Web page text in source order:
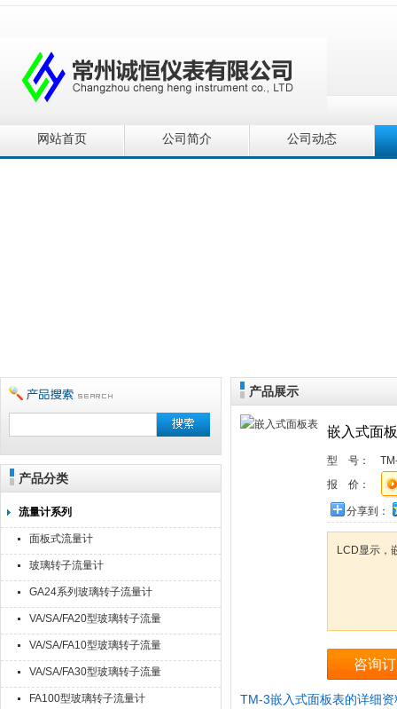
网站首页 公司简介 公司动态
产品分类
流量计系列
面板式流量计
玻璃转子流量计
GA24系列玻璃转子流量计
VA/SA/FA20型玻璃转子流量
计
VA/SA/FA10型玻璃转子流量
计
VA/SA/FA30型玻璃转子流量
计
FA100型玻璃转子流量计
产品展示
嵌入式面
型 号：
报 价：
分享到：
LCD显示，
咨询
TM-3嵌入式面板表的详细资